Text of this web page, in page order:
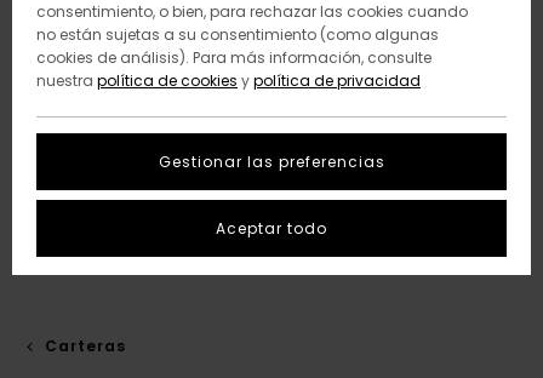
Carteras
consentimiento, o bien, para rechazar las cookies cuando
no están sujetas a su consentimiento (como algunas
cookies de análisis). Para más información, consulte
nuestra política de cookies ypolítica de privacidad
Gestionar las preferencias
Aceptar todo